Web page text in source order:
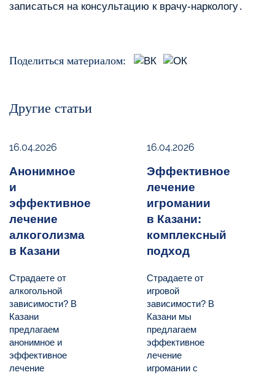
записаться на консультацию к врачу-наркологу․
Поделиться материалом:
Другие статьи
16.04.2026
Анонимное
и
эффективное
лечение
алкоголизма
в Казани
Страдаете от
алкогольной
зависимости? В
Казани
предлагаем
анонимное и
эффективное
лечение
16.04.2026
Эффективное
лечение
игромании
в Казани:
комплексный
подход
Страдаете от
игровой
зависимости? В
Казани мы
предлагаем
эффективное
лечение
игромании с